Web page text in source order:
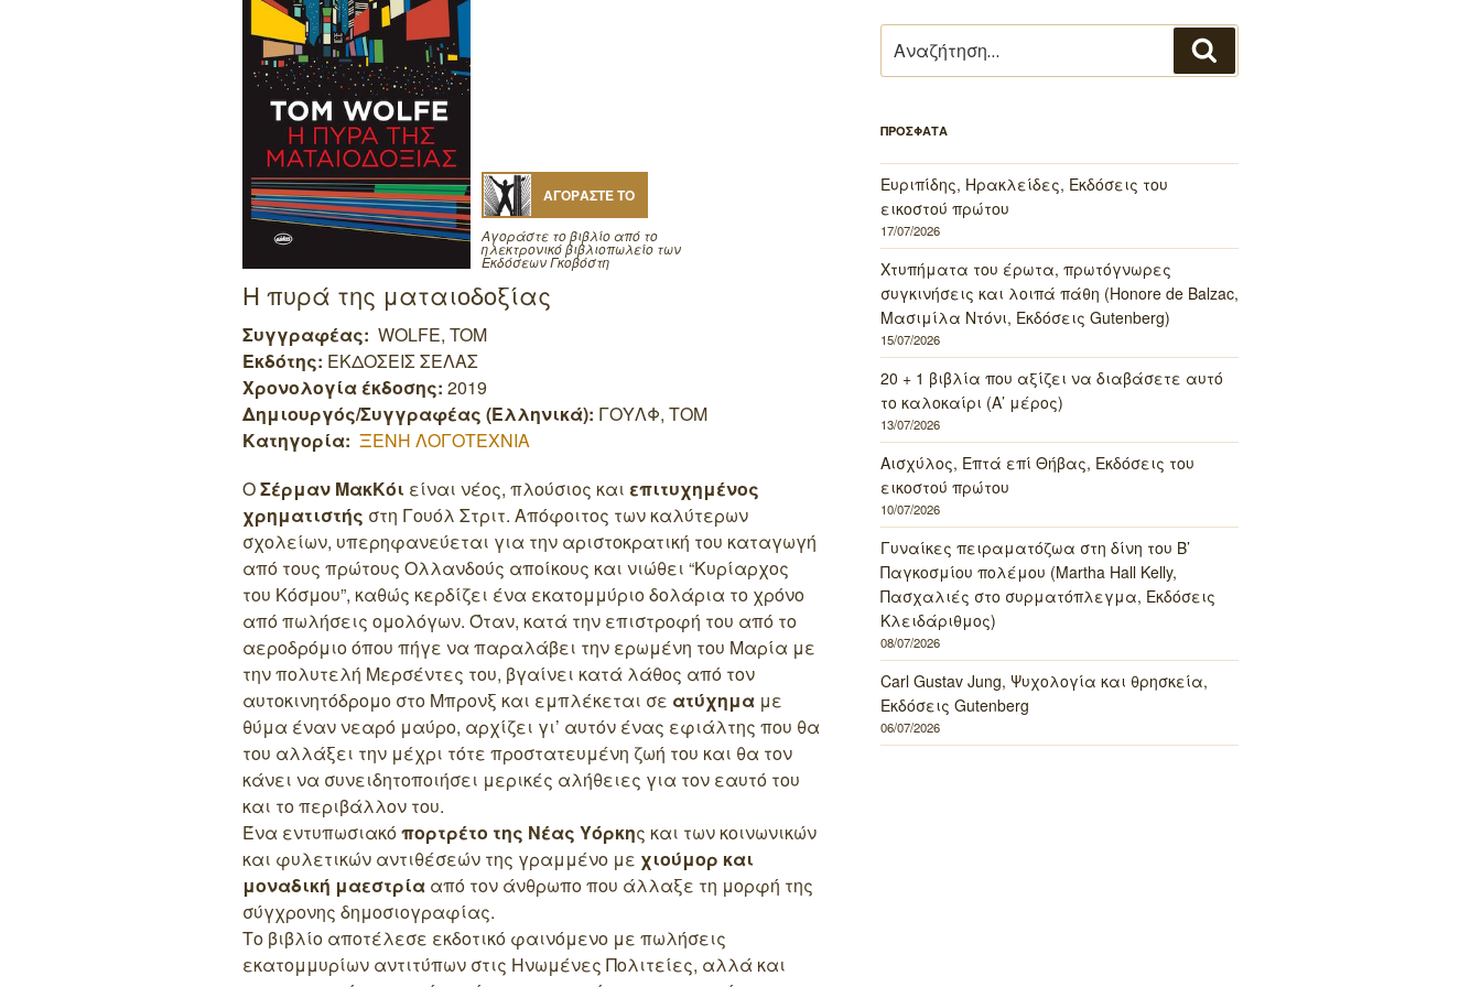
ΑΓΟΡΑΣΤΕ ΤΟ
Αγοράστε το βιβλίο από το
ηλεκτρονικό βιβλιοπωλείο των
Εκδόσεων Γκοβόστη
Η πυρά της ματαιοδοξίας
Συγγραφέας: WOLFE, TOM
Εκδότης: ΕΚΔΟΣΕΙΣ ΣΕΛΑΣ
Χρονολογία έκδοσης: 2019
Δημιουργός/Συγγραφέας (Ελληνικά): ΓΟΥΛΦ, ΤΟΜ
Κατηγορία: ΞΕΝΗ ΛΟΓΟΤΕΧΝΙΑ
ΟΣέρμαν ΜακΚόι είναι νέος, πλούσιος και επιτυχημένος
χρηματιστής στη Γουόλ Στριτ. Απόφοιτος των καλύτερων
σχολείων, υπερηφανεύεται για την αριστοκρατική του καταγωγή
από τους πρώτους Ολλανδούς αποίκους και νιώθει “Κυρίαρχος
του Κόσμου”, καθώς κερδίζει ένα εκατομμύριο δολάρια το χρόνο
από πωλήσεις ομολόγων. Όταν, κατά την επιστροφή του από το
αεροδρόμιο όπου πήγε να παραλάβει την ερωμένη του Μαρία με
την πολυτελή Μερσέντες του, βγαίνει κατά λάθος από τον
αυτοκινητόδρομο στο Μπρονξ και εμπλέκεται σε ατύχημα με
θύμα έναν νεαρό μαύρο, αρχίζει γι’ αυτόν ένας εφιάλτης που θα
του αλλάξει την μέχρι τότε προστατευμένη ζωή του και θα τον
κάνει να συνειδητοποιήσει μερικές αλήθειες για τον εαυτό του
και το περιβάλλον του.
Ένα εντυπωσιακόπορτρέτο της Νέας Υόρκης και των κοινωνικών
και φυλετικών αντιθέσεών της γραμμένο με χιούμορ και
μοναδική μαεστρία από τον άνθρωπο που άλλαξε τη μορφή της
σύγχρονης δημοσιογραφίας.
Το βιβλίο αποτέλεσε εκδοτικό φαινόμενο με πωλήσεις
εκατομμυρίων αντιτύπων στις Ηνωμένες Πολιτείες, αλλά και
για:
ΠΡΟΣΦΑΤΑ
Ευριπίδης, Ηρακλείδες, Εκδόσεις του
εικοστού πρώτου
17/07/2026
Χτυπήματα του έρωτα, πρωτόγνωρες
συγκινήσεις και λοιπά πάθη (Honore de Balzac,
Μασιμίλα Ντόνι, Εκδόσεις Gutenberg)
15/07/2026
20 + 1 βιβλία που αξίζει να διαβάσετε αυτό
το καλοκαίρι (Α’ μέρος)
13/07/2026
Αισχύλος, Επτά επί Θήβας, Εκδόσεις του
εικοστού πρώτου
10/07/2026
Γυναίκες πειραματόζωα στη δίνη του Β’
Παγκοσμίου πολέμου (Martha Hall Kelly,
Πασχαλιές στο συρματόπλεγμα, Εκδόσεις
Κλειδάριθμος)
08/07/2026
Carl Gustav Jung, Ψυχολογία και θρησκεία,
Εκδόσεις Gutenberg
06/07/2026